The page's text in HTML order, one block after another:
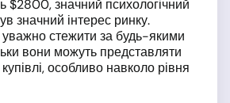
$2800, значний психологічний
значний інтерес ринку.
стежити за будь-якими
вони можуть представляти
особливо навколо рівня